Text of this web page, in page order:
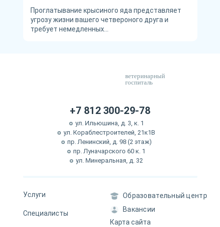
Проглатывание крысиного яда представляет
угрозу жизни вашего четвероного друга и
требует немедленных...
ветеринарный
госпиталь
+7 812 300-29-78
ул. Ильюшина, д. 3, к. 1
ул. Кораблестроителей, 21к1В
пр. Ленинский, д. 98 (2 этаж)
пр. Луначарского 60 к. 1
ул. Минеральная, д. 32
Услуги
Специалисты
Образовательный центр
Вакансии
Карта сайта